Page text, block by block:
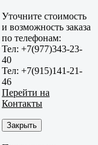
Уточните стоимость
и возможность заказа
по телефонам:
Тел: +7(977)343-23-
40
Тел: +7(915)141-21-
46
Перейти на
Контакты
Закрыть